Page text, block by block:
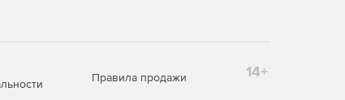
Правила продажи 14+